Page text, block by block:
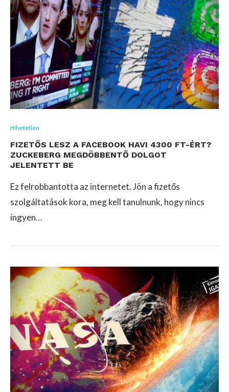
Hihetetlen
FIZETŐS LESZ A FACEBOOK HAVI 4300 FT-ÉRT?
ZUCKEBERG MEGDÖBBENTŐ DOLGOT
JELENTETT BE
Ez felrobbantotta az internetet. Jön a fizetős
szolgáltatások kora, meg kell tanulnunk, hogy nincs
ingyen…